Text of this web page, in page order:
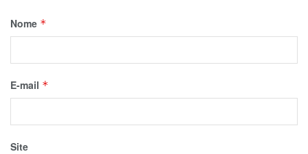
Nome *
E-mail *
Site